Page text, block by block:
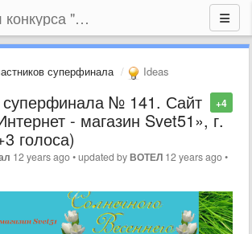
Суперфинал конкурса "Компания года-2014" на BLIZKO.ru
суперфинала Ideas
+4
суперфинала № 141. Сайт
- магазин Svet51», г.
голоса)
12 years ago•updated byВОТЕЛ 12 years ago•